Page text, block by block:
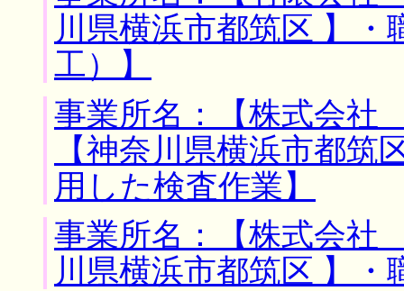
川県横浜市都筑区 】
工）】
事業所名：【株式会
【神奈川県横浜市都
用した検査作業】
事業所名：【株式会
川県横浜市都筑区 】・